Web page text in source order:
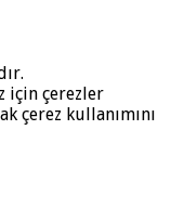
için çerezler
çerez kullanımını